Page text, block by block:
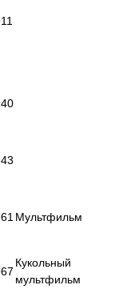
Мультфильм
Кукольный
мультфильм